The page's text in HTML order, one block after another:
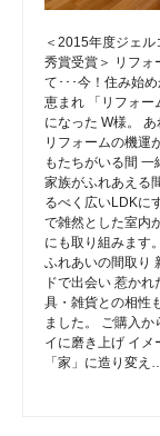
＜2015年度ジェ
秀賞受賞＞ リフ
て･･･今！住み始
恵まれ 「リフォー
になった W様。
リフォームの機運
もたちがいる間 一
家族がふれあえる
るべく広いLDKに
で雑然とした室内
にも取り組みます
ふれあいの間取り
ドで出会い 惹か
具・雑貨との相性
ました。 ご購入
イに磨き上げ イ
「家」に造り変え